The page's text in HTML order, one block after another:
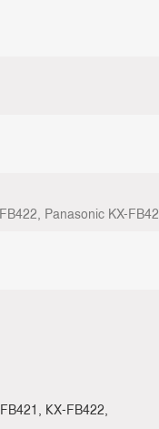
Panasonic KX-
КХ-FВ422,